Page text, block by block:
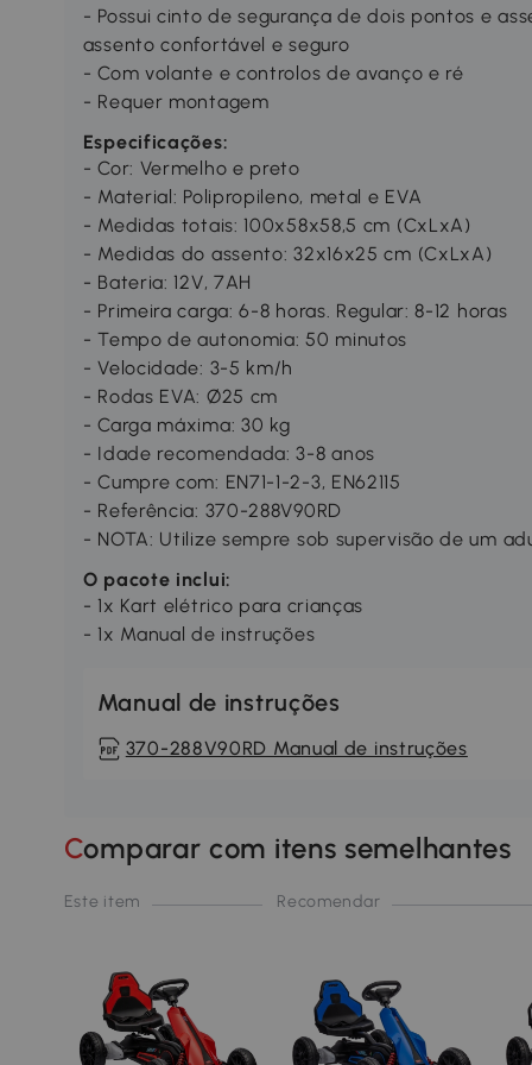
- Possui cinto de segurança de dois pontos e
assento confortável e seguro
- Com volante e controlos de avanço e ré
- Requer montagem
Especificações:
- Cor: Vermelho e preto
- Material: Polipropileno, metal e EVA
- Medidas totais: 100x58x58,5 cm (CxLxA)
- Medidas do assento: 32x16x25 cm (CxLxA)
- Bateria: 12V, 7AH
- Primeira carga: 6-8 horas. Regular: 8-12 horas
- Tempo de autonomia: 50 minutos
- Velocidade: 3-5 km/h
- Rodas EVA: Ø25 cm
- Carga máxima: 30 kg
- Idade recomendada: 3-8 anos
- Cumpre com: EN71-1-2-3, EN62115
- Referência: 370-288V90RD
- NOTA: Utilize sempre sob supervisão de um
O pacote inclui:
- 1x Kart elétrico para crianças
- 1x Manual de instruções
Manual de instruções
370-288V90RD Manual de instruções
Comparar com itens semelhantes
Este item Recomendar